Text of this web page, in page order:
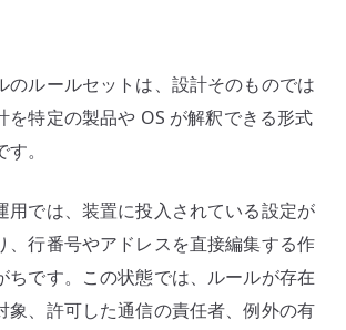
のルールセットは、設計そのものでは
を特定の製品や OS が解釈できる形式
。
用では、装置に投入されている設定が
、行番号やアドレスを直接編集する作
ちです。この状態では、ルールが存在
象、許可した通信の責任者、例外の有